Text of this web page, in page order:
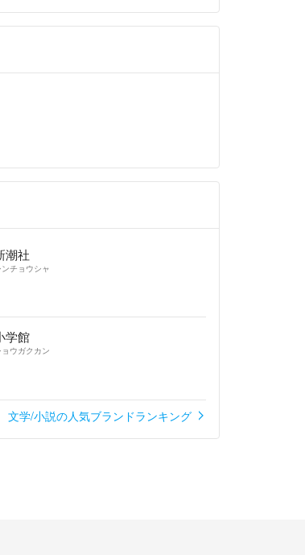
潮社
ンチョウシャ
学館
ョウガクカン
文学/小説の人気ブランドランキング